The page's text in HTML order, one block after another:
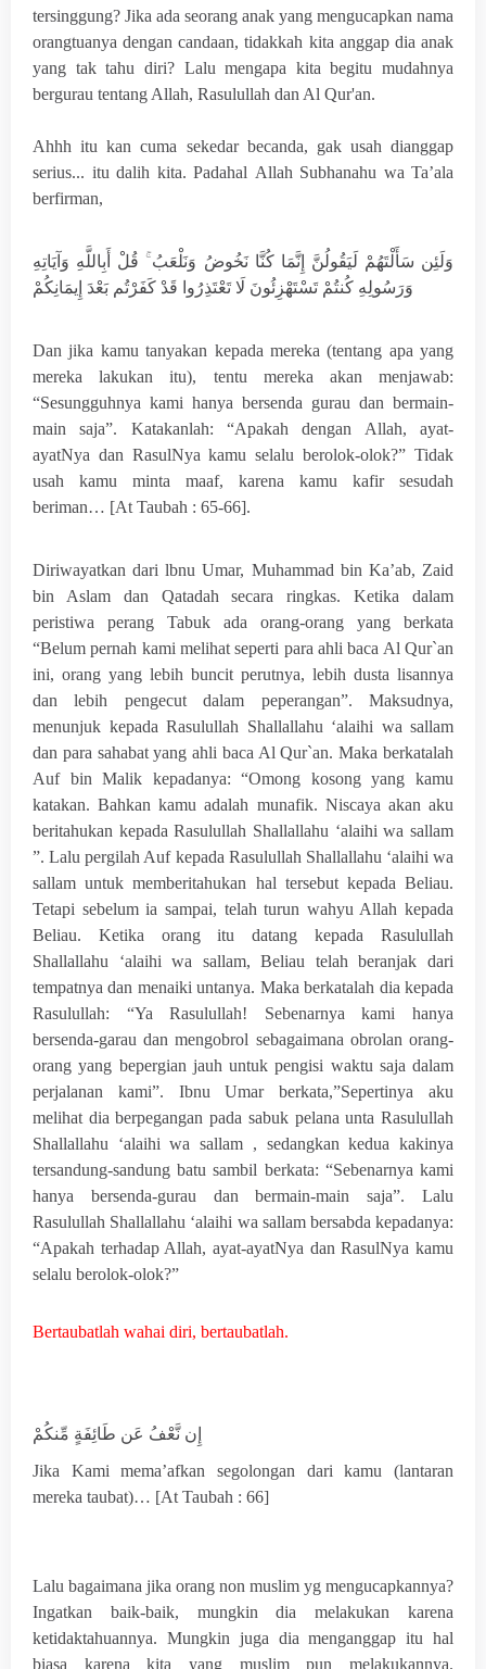
tersinggung? Jika ada seorang anak yang mengucapkan nama
orangtuanya dengan candaan, tidakkah kita anggap dia anak
yang tak tahu diri? Lalu mengapa kita begitu mudahnya
bergurau tentang Allah, Rasulullah dan Al Qur'an.
Ahhh itu kan cuma sekedar becanda, gak usah dianggap
serius... itu dalih kita. Padahal Allah Subhanahu wa Ta’ala
berfirman,
وَلَئِن سَأَلْتَهُمْ لَيَقُولُنَّ إِنَّمَا كُنَّا نَخُوضُ وَنَلْعَبُ ۚ قُلْ أَبِاللَّهِ وَآيَاتِهِ
وَرَسُولِهِ كُنتُمْ تَسْتَهْزِئُونَ لَا تَعْتَذِرُوا قَدْ كَفَرْتُم بَعْدَ إِيمَانِكُمْ
Dan jika kamu tanyakan kepada mereka (tentang apa yang
mereka lakukan itu), tentu mereka akan menjawab:
“Sesungguhnya kami hanya bersenda gurau dan bermain-
main saja”. Katakanlah: “Apakah dengan Allah, ayat-
ayatNya dan RasulNya kamu selalu berolok-olok?” Tidak
usah kamu minta maaf, karena kamu kafir sesudah
beriman… [At Taubah : 65-66].
Diriwayatkan dari lbnu Umar, Muhammad bin Ka’ab, Zaid
bin Aslam dan Qatadah secara ringkas. Ketika dalam
peristiwa perang Tabuk ada orang-orang yang berkata
“Belum pernah kami melihat seperti para ahli baca Al Qur`an
ini, orang yang lebih buncit perutnya, lebih dusta lisannya
dan lebih pengecut dalam peperangan”. Maksudnya,
menunjuk kepada Rasulullah Shallallahu ‘alaihi wa sallam
dan para sahabat yang ahli baca Al Qur`an. Maka berkatalah
Auf bin Malik kepadanya: “Omong kosong yang kamu
katakan. Bahkan kamu adalah munafik. Niscaya akan aku
beritahukan kepada Rasulullah Shallallahu ‘alaihi wa sallam
”. Lalu pergilah Auf kepada Rasulullah Shallallahu ‘alaihi wa
sallam untuk memberitahukan hal tersebut kepada Beliau.
Tetapi sebelum ia sampai, telah turun wahyu Allah kepada
Beliau. Ketika orang itu datang kepada Rasulullah
Shallallahu ‘alaihi wa sallam, Beliau telah beranjak dari
tempatnya dan menaiki untanya. Maka berkatalah dia kepada
Rasulullah: “Ya Rasulullah! Sebenarnya kami hanya
bersenda-garau dan mengobrol sebagaimana obrolan orang-
orang yang bepergian jauh untuk pengisi waktu saja dalam
perjalanan kami”. Ibnu Umar berkata,”Sepertinya aku
melihat dia berpegangan pada sabuk pelana unta Rasulullah
Shallallahu ‘alaihi wa sallam , sedangkan kedua kakinya
tersandung-sandung batu sambil berkata: “Sebenarnya kami
hanya bersenda-gurau dan bermain-main saja”. Lalu
Rasulullah Shallallahu ‘alaihi wa sallam bersabda kepadanya:
“Apakah terhadap Allah, ayat-ayatNya dan RasulNya kamu
selalu berolok-olok?”
Bertaubatlah wahai diri, bertaubatlah.
إِن نَّعْفُ عَن طَائِفَةٍ مِّنكُمْ
Jika Kami mema’afkan segolongan dari kamu (lantaran
mereka taubat)… [At Taubah : 66]
Lalu bagaimana jika orang non muslim yg mengucapkannya?
Ingatkan baik-baik, mungkin dia melakukan karena
ketidaktahuannya. Mungkin juga dia menganggap itu hal
biasa karena kita yang muslim pun melakukannya.